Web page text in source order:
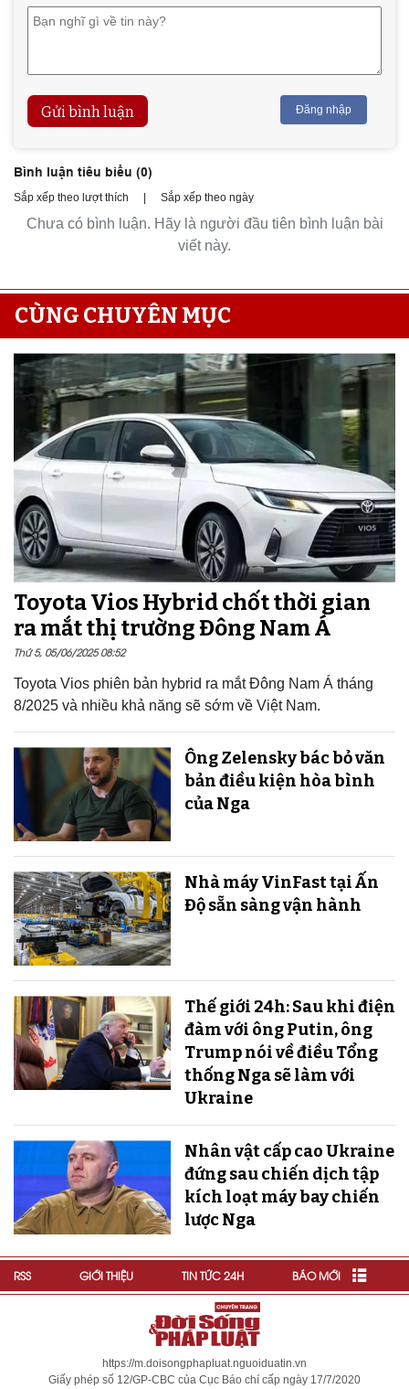
Gửi bình luận Đăng nhập
Bình luận tiêu biểu (0)
Sắp xếp theo lượt thích Sắp xếp theo ngày
Chưa có bình luận. Hãy là người đầu tiên bình luận bài
viết này.
CÙNG CHUYÊN MỤC
Toyota Vios Hybrid chốt thời gian
ra mắt thị trường Đông Nam Á
Thứ 5, 05/06/2025 08:52
Toyota Vios phiên bản hybrid ra mắt Đông Nam Á tháng
8/2025 và nhiều khả năng sẽ sớm về Việt Nam.
Ông Zelensky bác bỏ văn
bản điều kiện hòa bình
của Nga
Nhà máy VinFast tại Ấn
Độ sẵn sàng v​​​​​​​ận hành
Thế giới 24h: Sau khi điện
đàm với ông Putin, ông
Trump nói về điều Tổng
thống Nga sẽ làm với
Ukraine
Nhân vật cấp cao Ukraine
đứng sau chiến dịch tập
kích loạt máy bay chiến
lược Nga
RSS GIỚI THIỆU TIN TỨC 24H BÁO MỚI
https://m.doisongphapluat.nguoiduatin.vn
Giấy phép số 12/GP-CBC của Cục Báo chí cấp ngày 17/7/2020